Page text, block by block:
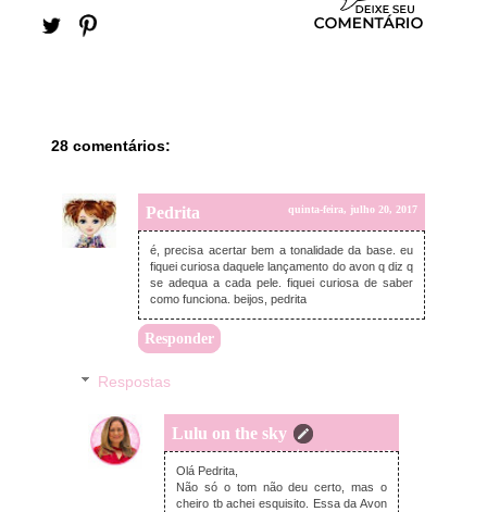
28 comentários:
Pedrita quinta-feira, julho 20, 2017
é, precisa acertar bem a tonalidade da base. eu
fiquei curiosa daquele lançamento do avon q diz q
se adequa a cada pele. fiquei curiosa de saber
como funciona. beijos, pedrita
Responder
Respostas
Lulu on the sky
domingo, julho 23, 2017
Olá Pedrita,
Não só o tom não deu certo, mas o
cheiro tb achei esquisito. Essa da Avon